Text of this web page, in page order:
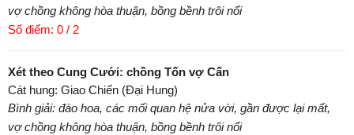
vợ chồng không hòa thuận, bồng bềnh trôi nổi
Số điểm: 0 / 2
Xét theo Cung Cưới: chồng Tốn vợ Cấn
Cát hung: Giao Chiến (Đại Hung)
Bình giải: đào hoa, các mối quan hệ nửa vời, gần được lại mất,
vợ chồng không hòa thuận, bồng bềnh trôi nổi